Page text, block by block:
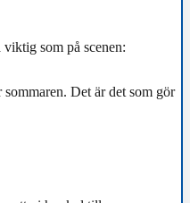
som på scenen:
Det är det som gör